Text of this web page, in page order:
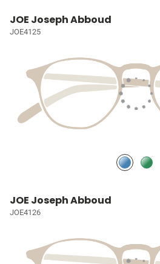
JOE Joseph Abboud
JOE4125
JOE Joseph Abboud
JOE4126